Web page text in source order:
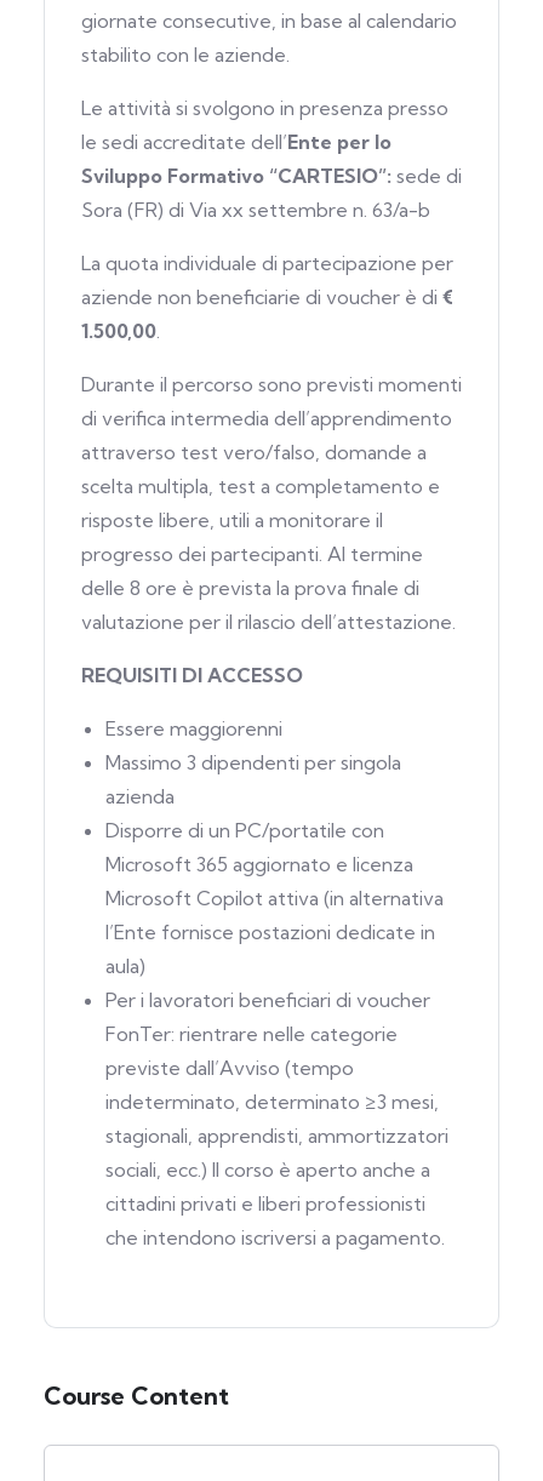
giornate consecutive, in base al calendario
stabilito con le aziende.
Le attività si svolgono in presenza presso
le sedi accreditate dell’Ente per lo
Sviluppo Formativo “CARTESIO”: sede di
Sora (FR) di Via xx settembre n. 63/a-b
La quota individuale di partecipazione per
aziende non beneficiarie di voucher è di €
1.500,00
Durante il percorso sono previsti momenti
di verifica intermedia dell’apprendimento
attraverso test vero/falso, domande a
scelta multipla, test a completamento e
risposte libere, utili a monitorare il
progresso dei partecipanti. Al termine
delle 8 ore è prevista la prova finale di
valutazione per il rilascio dell’attestazione.
REQUISITI DI ACCESSO
Essere maggiorenni
Massimo 3 dipendenti per singola
azienda
Disporre di un PC/portatile con
Microsoft 365 aggiornato e licenza
Microsoft Copilot attiva (in alternativa
l’Ente fornisce postazioni dedicate in
aula)
Per i lavoratori beneficiari di voucher
FonTer: rientrare nelle categorie
previste dall’Avviso (tempo
indeterminato, determinato ≥3 mesi,
stagionali, apprendisti, ammortizzatori
sociali, ecc.) Il corso è aperto anche a
cittadini privati e liberi professionisti
che intendono iscriversi a pagamento.
Course Content